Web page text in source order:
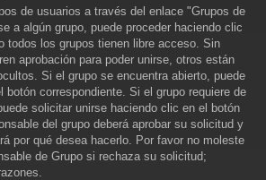
de usuarios a través del enlace "Grupos de
a algún grupo, puede proceder haciendo clic
todos los grupos tienen libre acceso. Sin
aprobación para poder unirse, otros están
Si el grupo se encuentra abierto, puede
botón correspondiente. Si el grupo requiere de
solicitar unirse haciendo clic en el botón
del grupo deberá aprobar su solicitud y
por qué desea hacerlo. Por favor no moleste
de Grupo si rechaza su solicitud;